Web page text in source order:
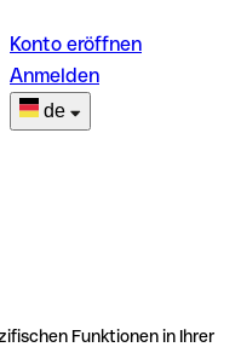
Konto eröffnen
Anmelden
de
Funktionen in Ihrer